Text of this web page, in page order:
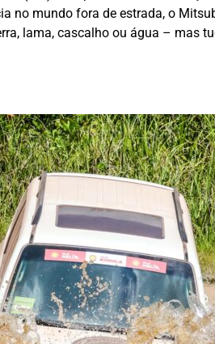
no mundo fora de estrada, o
lama, cascalho ou água – mas